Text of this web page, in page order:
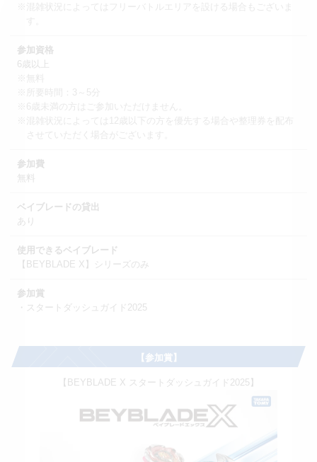
※混雑状況によってはフリーバトルエリアを設ける場合もございま
参加資格
6歳以上
※所要時間：3～5分
※混雑状況によっては12歳以下の方を優先する場合や整理券を配布
参加費
無料
ベイブレードの貸出
あり
使用できるベイブレード
【BEYBLADE X】シリーズのみ
参加賞
・スタートダッシュガイド2025
【参加賞】
【BEYBLADE X スタートダッシュガイド2025】